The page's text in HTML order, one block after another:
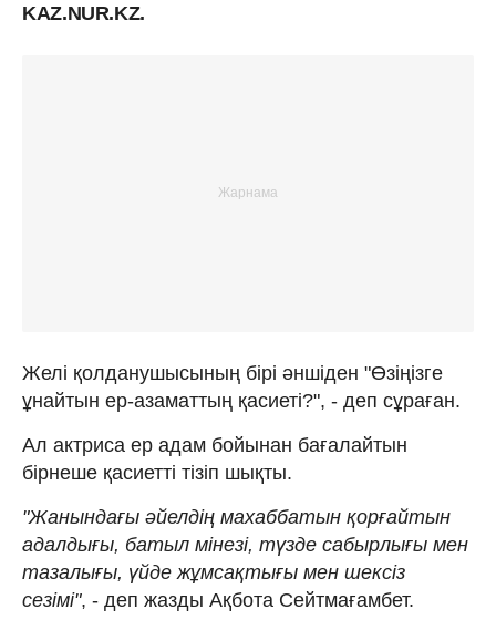
KAZ.NUR.KZ.
Желі қолданушысының бірі әншіден "Өзіңізге
ұнайтын ер-азаматтың қасиеті?", - деп сұраған.
Ал актриса ер адам бойынан бағалайтын
бірнеше қасиетті тізіп шықты.
"Жанындағы әйелдің махаббатын қорғайтын
адалдығы, батыл мінезі, түзде сабырлығы мен
тазалығы, үйде жұмсақтығы мен шексіз
сезімі", - деп жазды Ақбота Сейтмағамбет.